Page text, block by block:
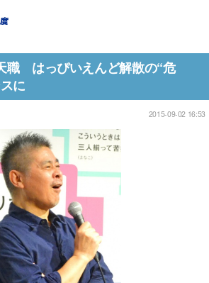
職 はっぴいえんど解散の“危
に
2015-09-02 16:53